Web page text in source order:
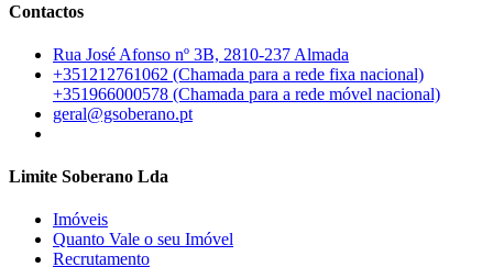
Contactos
Rua José Afonso nº 3B, 2810-237 Almada
+351212761062 (Chamada para a rede fixa nacional)
+351966000578 (Chamada para a rede móvel nacional)
geral@gsoberano.pt
Limite Soberano Lda
Imóveis
Quanto Vale o seu Imóvel
Recrutamento